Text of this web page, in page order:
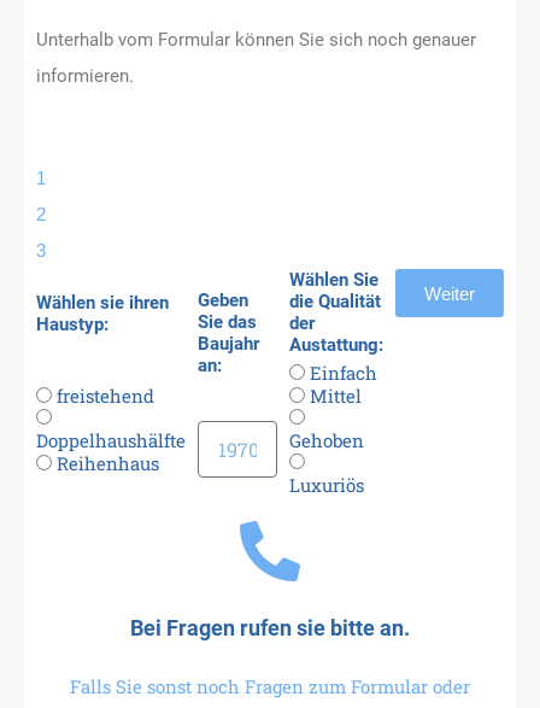
Unterhalb vom Formular können Sie sich noch genauer
informieren.
1
2
3
Wählen sie ihren
Haustyp:
freistehend
Doppelhaushälfte
Reihenhaus
Geben
Sie das
Baujahr
an:
Wählen Sie
die Qualität
der
Austattung:
Einfach
Mittel
Gehoben
Luxuriös
Weiter
Bei Fragen rufen sie bitte an.
Falls Sie sonst noch Fragen zum Formular oder